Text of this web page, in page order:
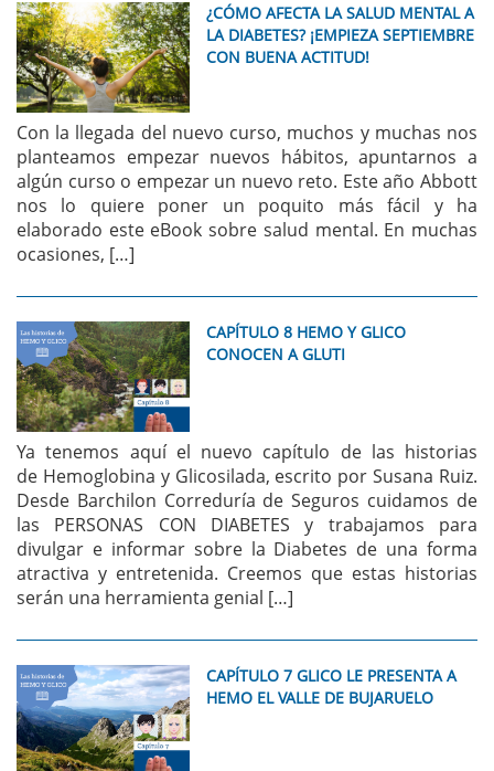
¿CÓMO AFECTA LA SALUD MENTAL A
LA DIABETES? ¡EMPIEZA SEPTIEMBRE
CON BUENA ACTITUD!
Con la llegada del nuevo curso, muchos y muchas nos
planteamos empezar nuevos hábitos, apuntarnos a
algún curso o empezar un nuevo reto. Este año Abbott
nos lo quiere poner un poquito más fácil y ha
elaborado este eBook sobre salud mental. En muchas
ocasiones, […]
CAPÍTULO 8 HEMO Y GLICO
CONOCEN A GLUTI
Ya tenemos aquí el nuevo capítulo de las historias
de Hemoglobina y Glicosilada, escrito por Susana Ruiz.
Desde Barchilon Correduría de Seguros cuidamos de
las PERSONAS CON DIABETES y trabajamos para
divulgar e informar sobre la Diabetes de una forma
atractiva y entretenida. Creemos que estas historias
serán una herramienta genial […]
CAPÍTULO 7 GLICO LE PRESENTA A
HEMO EL VALLE DE BUJARUELO